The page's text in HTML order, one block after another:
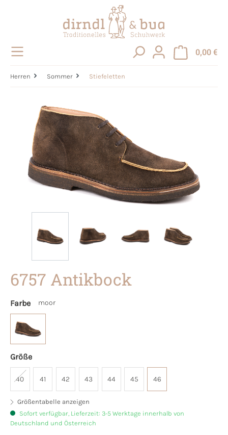
0,00 €
Herren Sommer Stiefeletten
6757 Antikbock
Farbe moor
Größe
40 41 42 43 44 45 46
Größentabelle anzeigen
Sofort verfügbar, Lieferzeit: 3-5 Werktage innerhalb von
Deutschland und Österreich